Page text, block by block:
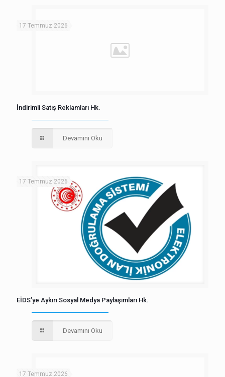
17 Temmuz 2026
İndirimli Satış Reklamları Hk.
Devamını Oku
17 Temmuz 2026
EİDS’ye Aykırı Sosyal Medya Paylaşımları Hk.
Devamını Oku
17 Temmuz 2026